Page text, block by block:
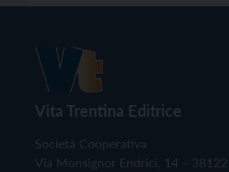
Vita Trentina Editrice
Società Cooperativa
Via Monsignor Endrici, 14 –